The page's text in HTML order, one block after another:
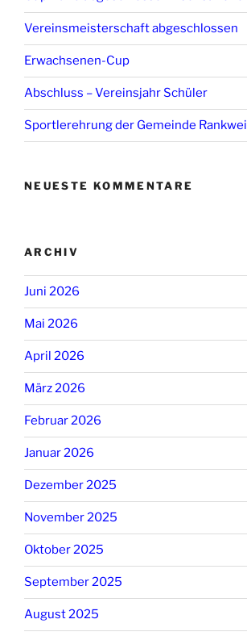
Vereinsmeisterschaft abgeschlossen
Erwachsenen-Cup
Abschluss – Vereinsjahr Schüler
Sportlerehrung der Gemeinde Rankweil
NEUESTE KOMMENTARE
ARCHIV
Juni 2026
Mai 2026
April 2026
März 2026
Februar 2026
Januar 2026
Dezember 2025
November 2025
Oktober 2025
September 2025
August 2025